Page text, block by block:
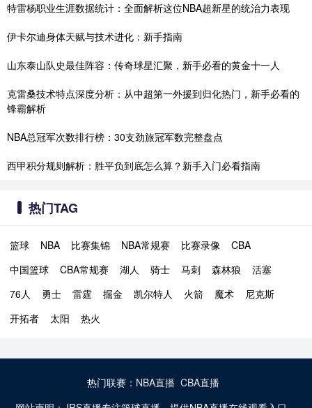
特雷杨职业生涯数据统计：全面解析这位NBA超新星的统治力表现
伊卡尔迪身体天赋与技术进化：新手指南
山东泰山队史最佳阵容：传奇球星汇聚，新手必看的黄金十一人
克雷桑技术特点深度分析：从中超第一外援到归化热门，新手必看的
锋霸解析
NBA总冠军次数排行榜：30支劲旅冠军数完整盘点
西甲积分规则解析：胜平负到底怎么算？新手入门必看指南
热门TAG
篮球 NBA 比赛集锦 NBA常规赛 比赛录像
CBA
中国篮球
CBA常规赛 湖人 骑士 马刺 森林狼
活塞
76人
勇士 雷霆 掘金 凯尔特人 火箭 魔术
尼克斯
开拓者
太阳 热火
热门联赛： NBA直播 CBA直播